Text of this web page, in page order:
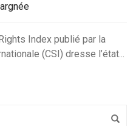
Index publié par la
(CSI) dresse l’état...